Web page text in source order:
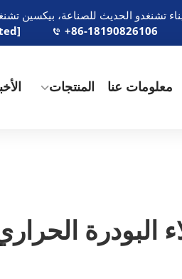
+86-18190826106
معلومات عنا المنتجات
البودرة